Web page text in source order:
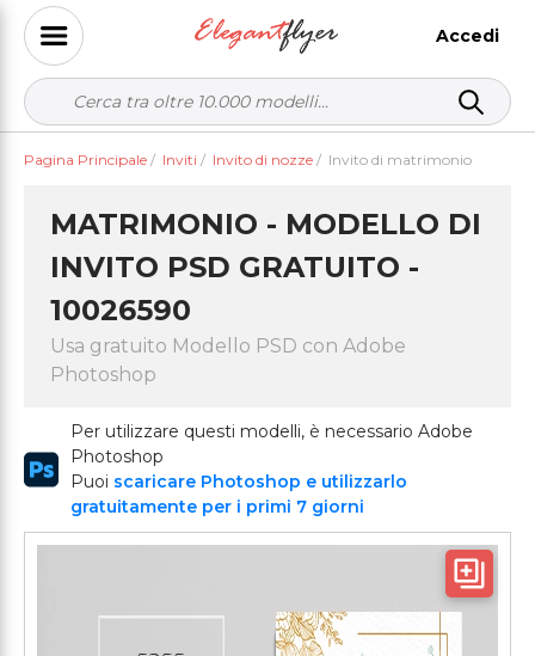
Accedi
Pagina Principale / Inviti / Invito di nozze / Invito di matrimonio
MATRIMONIO - MODELLO DI
INVITO PSD GRATUITO -
10026590
Usa gratuito Modello PSD con Adobe
Photoshop
Per utilizzare questi modelli, è necessario Adobe
Photoshop
Puoi scaricare Photoshop e utilizzarlo
gratuitamente per i primi 7 giorni